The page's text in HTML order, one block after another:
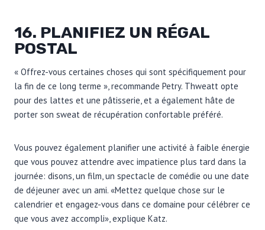
16. PLANIFIEZ UN RÉGAL
POSTAL
« Offrez-vous certaines choses qui sont spécifiquement pour
la fin de ce long terme », recommande Petry. Thweatt opte
pour des lattes et une pâtisserie, et a également hâte de
porter son sweat de récupération confortable préféré.
Vous pouvez également planifier une activité à faible énergie
que vous pouvez attendre avec impatience plus tard dans la
journée: disons, un film, un spectacle de comédie ou une date
de déjeuner avec un ami. «Mettez quelque chose sur le
calendrier et engagez-vous dans ce domaine pour célébrer ce
que vous avez accompli», explique Katz.